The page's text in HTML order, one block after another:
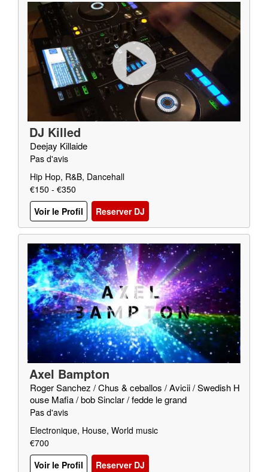
DJ Killed
Deejay Killaide
Pas d'avis
Hip Hop, R&B, Dancehall
€150 - €350
Voir le Profil
Reserver DJ
Axel Bampton
Roger Sanchez / Chus & ceballos / Avicii / Swedish H
ouse Mafia / bob Sinclar / fedde le grand
Pas d'avis
Electronique, House, World music
€700
Voir le Profil
Reserver DJ